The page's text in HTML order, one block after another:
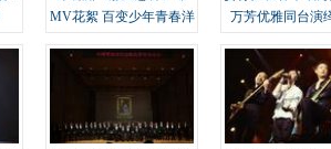
MV花絮 百变少年青春洋
万芳优雅同台演